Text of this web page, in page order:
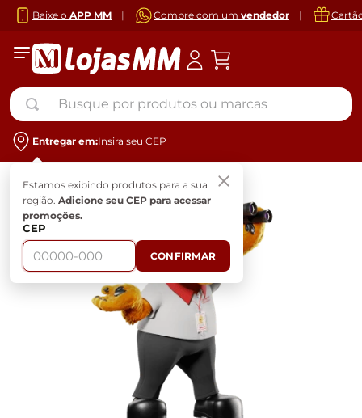
Baixe o APP MM | Compre com um vendedor |
Busque por produtos ou marcas
Entregar em:Insira seu CEP
Estamos exibindo produtos para a sua
região. Adicione seu CEP para acessar
promoções.
CEP
CONFIRMAR